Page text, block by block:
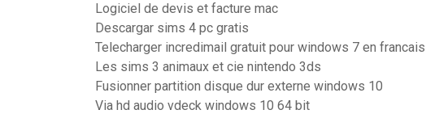
Logiciel de devis et facture mac
Descargar sims 4 pc gratis
Telecharger incredimail gratuit pour windows 7 en francais
Les sims 3 animaux et cie nintendo 3ds
Fusionner partition disque dur externe windows 10
Via hd audio vdeck windows 10 64 bit